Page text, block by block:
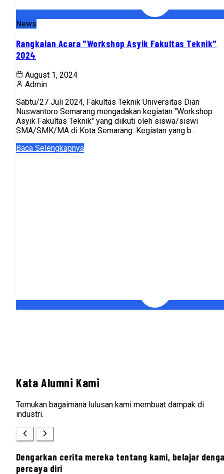
News
Rangkaian Acara "Workshop Asyik Fakultas Teknik"
2024
August 1, 2024
Admin
Sabtu/27 Juli 2024, Fakultas Teknik Universitas Dian
Nuswantoro Semarang mengadakan kegiatan "Workshop
Asyik Fakultas Teknik" yang diikuti oleh siswa/siswi
SMA/SMK/MA di Kota Semarang. Kegiatan yang b...
Baca Selengkapnya
Kata Alumni Kami
Temukan bagaimana lulusan kami membuat dampak di
industri.
Dengarkan cerita mereka tentang kami, belajar
percaya diri